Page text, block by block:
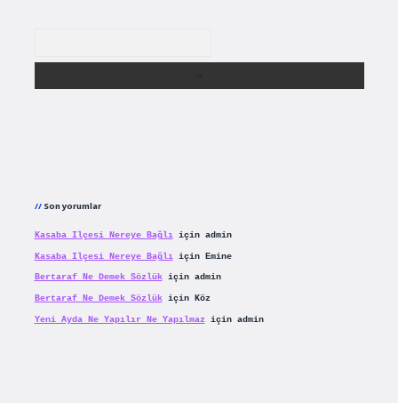
Son yorumlar
Kasaba Ilçesi Nereye Bağlıiçin admin
Kasaba Ilçesi Nereye Bağlıiçin Emine
Bertaraf Ne Demek Sözlükiçin admin
Bertaraf Ne Demek Sözlükiçin Köz
Yeni Ayda Ne Yapılır Ne Yapılmaziçin admin